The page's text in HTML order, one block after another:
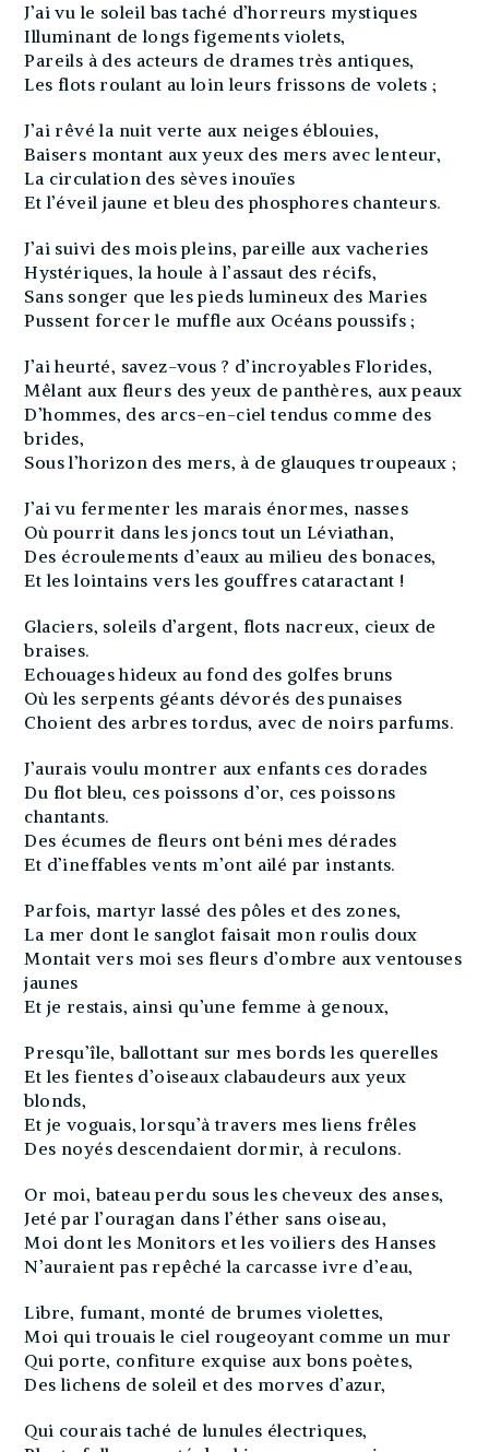
J’ai vu le soleil bas taché d’horreurs mystiques
Illuminant de longs figements violets,
Pareils à des acteurs de drames très antiques,
Les flots roulant au loin leurs frissons de volets ;
J’ai rêvé la nuit verte aux neiges éblouies,
Baisers montant aux yeux des mers avec lenteur,
La circulation des sèves inouïes
Et l’éveil jaune et bleu des phosphores chanteurs.
J’ai suivi des mois pleins, pareille aux vacheries
Hystériques, la houle à l’assaut des récifs,
Sans songer que les pieds lumineux des Maries
Pussent forcer le muffle aux Océans poussifs ;
J’ai heurté, savez-vous ? d’incroyables Florides,
Mêlant aux fleurs des yeux de panthères, aux peaux
D’hommes, des arcs-en-ciel tendus comme des
brides,
Sous l’horizon des mers, à de glauques troupeaux ;
J’ai vu fermenter les marais énormes, nasses
Où pourrit dans les joncs tout un Léviathan,
Des écroulements d’eaux au milieu des bonaces,
Et les lointains vers les gouffres cataractant !
Glaciers, soleils d’argent, flots nacreux, cieux de
braises.
Echouages hideux au fond des golfes bruns
Où les serpents géants dévorés des punaises
Choient des arbres tordus, avec de noirs parfums.
J’aurais voulu montrer aux enfants ces dorades
Du flot bleu, ces poissons d’or, ces poissons
chantants.
Des écumes de fleurs ont béni mes dérades
Et d’ineffables vents m’ont ailé par instants.
Parfois, martyr lassé des pôles et des zones,
La mer dont le sanglot faisait mon roulis doux
Montait vers moi ses fleurs d’ombre aux ventouses
jaunes
Et je restais, ainsi qu’une femme à genoux,
Presqu’île, ballottant sur mes bords les querelles
Et les fientes d’oiseaux clabaudeurs aux yeux
blonds,
Et je voguais, lorsqu’à travers mes liens frêles
Des noyés descendaient dormir, à reculons.
Or moi, bateau perdu sous les cheveux des anses,
Jeté par l’ouragan dans l’éther sans oiseau,
Moi dont les Monitors et les voiliers des Hanses
N’auraient pas repêché la carcasse ivre d’eau,
Libre, fumant, monté de brumes violettes,
Moi qui trouais le ciel rougeoyant comme un mur
Qui porte, confiture exquise aux bons poètes,
Des lichens de soleil et des morves d’azur,
Qui courais taché de lunules électriques,